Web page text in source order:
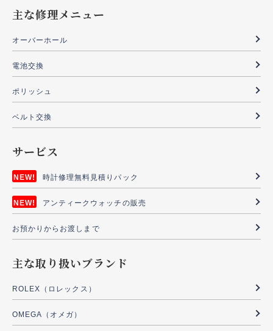
主な修理メニュー
オーバーホール
電池交換
ポリッシュ
ベルト交換
サービス
時計修理無料見積りパック
アンティークウォッチの販売
お預かりからお渡しまで
主な取り扱いブランド
ROLEX（ロレックス）
OMEGA（オメガ）